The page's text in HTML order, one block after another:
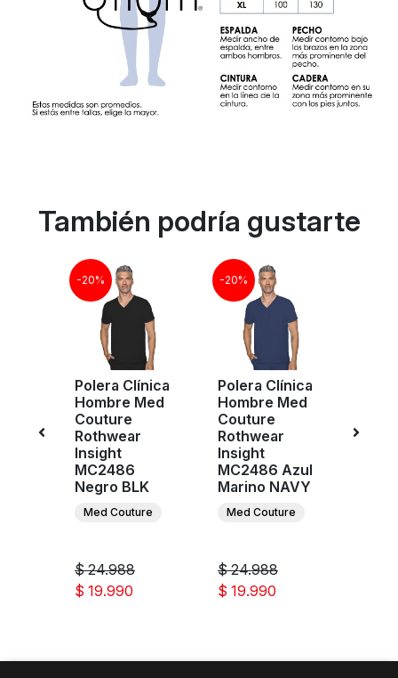
También podría gustarte
-20%
Polera Clínica
Hombre Med
Couture
Rothwear
Insight
MC2486
Negro BLK
Med Couture
$ 24.988
$ 19.990
-20%
Polera Clínica
Hombre Med
Couture
Rothwear
Insight
MC2486 Azul
Marino NAVY
Med Couture
$ 24.988
$ 19.990